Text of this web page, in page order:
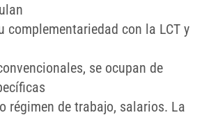
complementariedad con la LCT y
se ocupan de
régimen de trabajo, salarios. La